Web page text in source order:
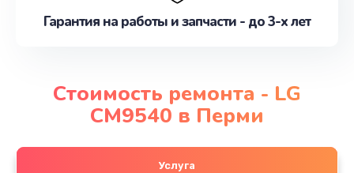
Гарантия на работы и запчасти - до 3-х лет
Стоимость ремонта - LG
CM9540 в Перми
Услуга